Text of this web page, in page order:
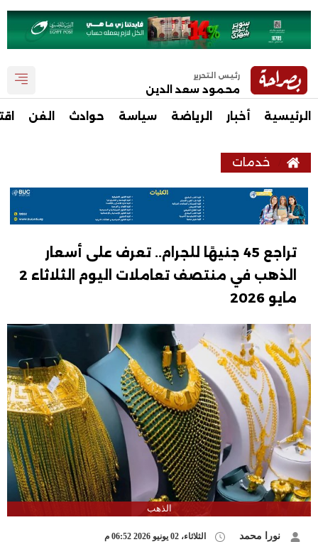
رئيس التحرير
محمود سعد الدين
الرئيسية أخبار الرياضة سياسة حوادث الفن
خدمات
تراجع 45 جنيهًا للجرام.. تعرف على أسعار
الذهب في منتصف تعاملات اليوم الثلاثاء 2
مايو 2026
الذهب
نورا محمد الثلاثاء، 02 يونيو 2026 06:52 م